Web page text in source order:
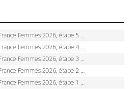
étape 5 – Demi Vollering gagne à Belleville, Reusser en jaune, Ferrand-Prévot coule
2026, étape 4 – Marlen Reusser écrase le chrono, Ferrand-Prévot en crise
étape 3 – Sigrid Haugset en solitaire, 88 km d’échappée, maillot jaune
étape 2 – Lorena Wiebes doublé à Genève, Markus héroïque, 7e record
étape 1 – Lorena Wiebes intouchable à Lausanne, premier maillot jaune